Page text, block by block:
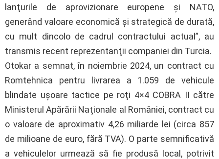
lanţurile de aprovizionare europene şi NATO,
generând valoare economică şi strategică de durată,
cu mult dincolo de cadrul contractului actual”, au
transmis recent reprezentanţii companiei din Turcia.
Otokar a semnat, în noiembrie 2024, un contract cu
Romtehnica pentru livrarea a 1.059 de vehicule
blindate uşoare tactice pe roţi 4×4 COBRA II către
Ministerul Apărării Naţionale al României, contract cu
o valoare de aproximativ 4,26 miliarde lei (circa 857
de milioane de euro, fără TVA). O parte semnificativă
a vehiculelor urmează să fie produsă local, potrivit